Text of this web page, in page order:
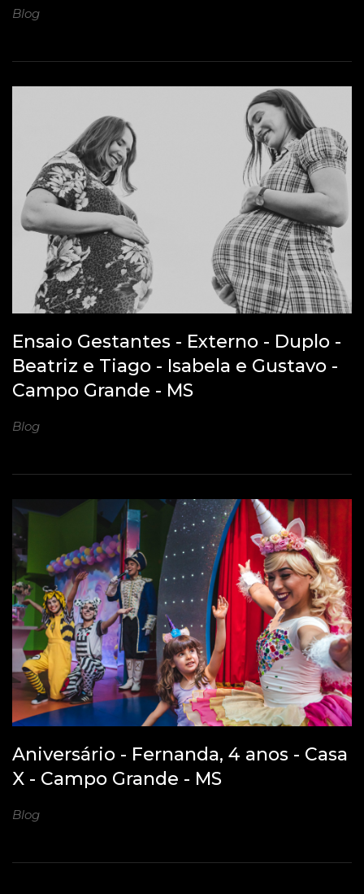
Blog
Ensaio Gestantes - Externo - Duplo -
Beatriz e Tiago - Isabela e Gustavo -
Campo Grande - MS
Blog
Aniversário - Fernanda, 4 anos - Casa
X - Campo Grande - MS
Blog